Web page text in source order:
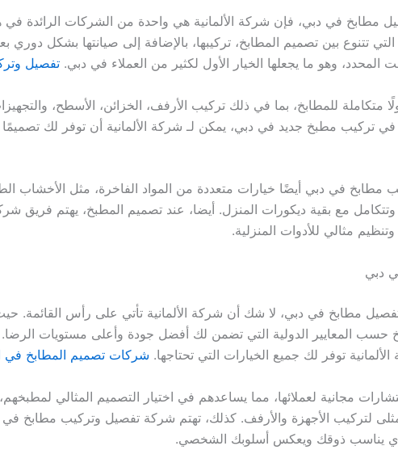
مطابخ في دبي، فإن شركة الألمانية هي واحدة من الشركات الرائدة
تتنوع بين تصميم المطابخ، تركيبها، بالإضافة إلى صيانتها بشكل دوري
المحدد، وهو ما يجعلها الخيار الأول لكثير من العملاء في دبي. تفصيل
متكاملة للمطابخ، بما في ذلك تركيب الأرفف، الخزائن، الأسطح،
في تركيب مطبخ جديد في دبي، يمكن لـ شركة الألمانية أن توفر لك
في دبي أيضًا خيارات متعددة من المواد الفاخرة، مثل الأخشاب
وتتكامل مع بقية ديكورات المنزل. أيضا، عند تصميم المطبخ، يهتم فريق
مثالي للأدوات المنزلية.
دبي
مطابخ في دبي، لا شك أن شركة الألمانية تأتي على رأس
حسب المعايير الدولية التي تضمن لك أفضل جودة وأعلى مستويات
توفر لك جميع الخيارات التي تحتاجها. شركات تصميم المطابخ في
مجانية لعملائها، مما يساعدهم في اختيار التصميم المثالي
لتركيب الأجهزة والأرفف. كذلك، تهتم شركة تفصيل وتركيب مطابخ
يناسب ذوقك ويعكس أسلوبك الشخصي.